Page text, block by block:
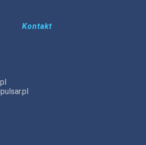
Kontakt